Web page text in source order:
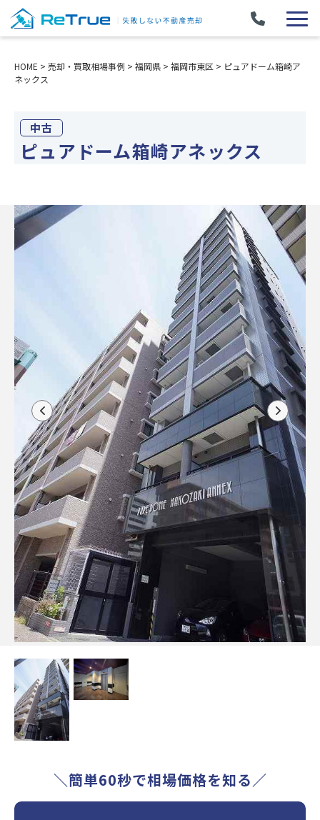
HOME > 売却・買取相場事例 > 福岡県 > 福岡市東区 > ピュアドーム箱崎ア
ネックス
中古
ピュアドーム箱崎アネックス
＼簡単60秒で相場価格を知る／